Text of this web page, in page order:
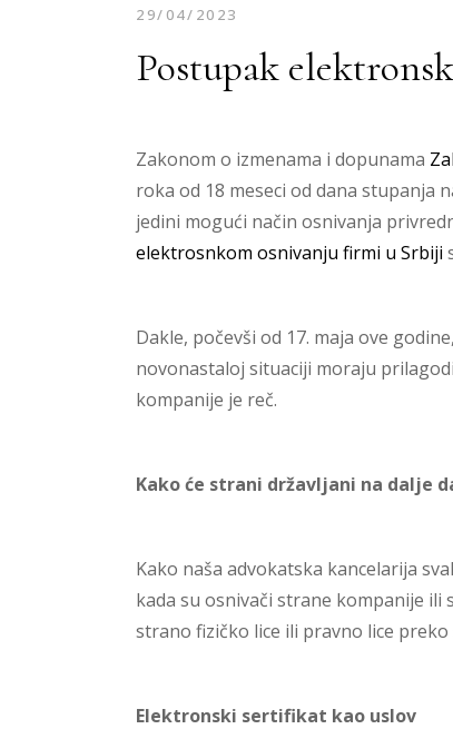
29/04/2023
Postupak
Zakonom o izmenama i dopunama
roka od 18 meseci od dana stupanja
jedini mogući način osnivanja
elektrosnkom osnivanju firmi u Srbiji
Dakle, počevši od 17. maja ove
novonastaloj situaciji moraju
kompanije je reč.
Kako će strani državljani na dalje
Kako naša advokatska kancelarija
kada su osnivači strane kompanije ili
strano fizičko lice ili pravno lice
Elektronski sertifikat kao uslov